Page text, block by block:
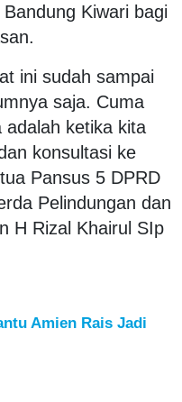
Kiwari bagi
ini sudah sampai
saja. Cuma
adalah ketika kita
konsultasi ke
Pansus 5 DPRD
Pelindungan dan
H Rizal Khairul SIp
Amien Rais Jadi